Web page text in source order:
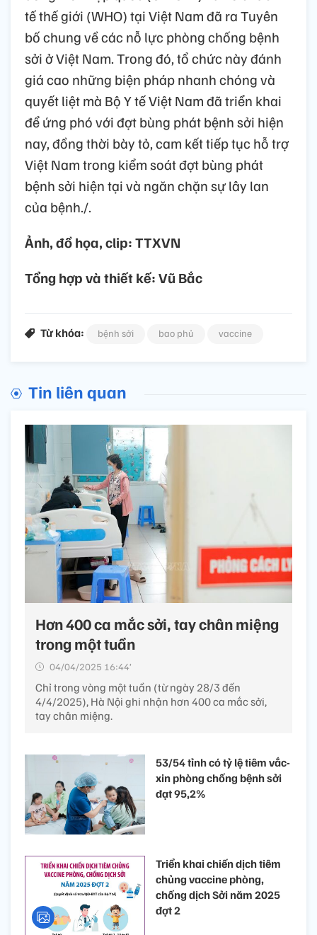
tế thế giới (WHO) tại Việt Nam đã ra Tuyên
bố chung về các nỗ lực phòng chống bệnh
sởi ở Việt Nam. Trong đó, tổ chức này đánh
giá cao những biện pháp nhanh chóng và
quyết liệt mà Bộ Y tế Việt Nam đã triển khai
để ứng phó với đợt bùng phát bệnh sởi hiện
nay, đồng thời bày tỏ, cam kết tiếp tục hỗ trợ
Việt Nam trong kiểm soát đợt bùng phát
bệnh sởi hiện tại và ngăn chặn sự lây lan
của bệnh./.
Ảnh, đồ họa, clip: TTXVN
Tổng hợp và thiết kế: Vũ Bắc
Từ khóa: bệnh sởi bao phủ vaccine
Tin liên quan
Hơn 400 ca mắc sởi, tay chân miệng
trong một tuần
04/04/2025 16:44’
Chỉ trong vòng một tuần (từ ngày 28/3 đến
4/4/2025), Hà Nội ghi nhận hơn 400 ca mắc sởi,
tay chân miệng.
53/54 tỉnh có tỷ lệ tiêm vắc-
xin phòng chống bệnh sởi
đạt 95,2%
Triển khai chiến dịch tiêm
chủng vaccine phòng,
chống dịch Sởi năm 2025
đợt 2